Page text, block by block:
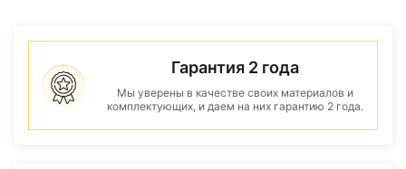
Гарантия 2 года
Мы уверены в качестве своих материалов и
комплектующих, и даем на них гарантию 2 года.